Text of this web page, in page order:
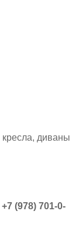
+7 (978) 701-0-